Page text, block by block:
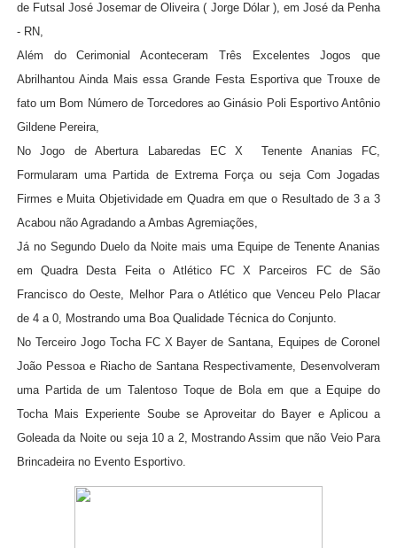
de Futsal José Josemar de Oliveira ( Jorge Dólar ), em José da Penha
- RN,
Além do Cerimonial Aconteceram Três Excelentes Jogos que
Abrilhantou Ainda Mais essa Grande Festa Esportiva que Trouxe de
fato um Bom Número de Torcedores ao Ginásio Poli Esportivo Antônio
Gildene Pereira,
No Jogo de Abertura Labaredas EC X Tenente Ananias FC,
Formularam uma Partida de Extrema Força ou seja Com Jogadas
Firmes e Muita Objetividade em Quadra em que o Resultado de 3 a 3
Acabou não Agradando a Ambas Agremiações,
Já no Segundo Duelo da Noite mais uma Equipe de Tenente Ananias
em Quadra Desta Feita o Atlético FC X Parceiros FC de São
Francisco do Oeste, Melhor Para o Atlético que Venceu Pelo Placar
de 4 a 0, Mostrando uma Boa Qualidade Técnica do Conjunto.
No Terceiro Jogo Tocha FC X Bayer de Santana, Equipes de Coronel
João Pessoa e Riacho de Santana Respectivamente, Desenvolveram
uma Partida de um Talentoso Toque de Bola em que a Equipe do
Tocha Mais Experiente Soube se Aproveitar do Bayer e Aplicou a
Goleada da Noite ou seja 10 a 2, Mostrando Assim que não Veio Para
Brincadeira no Evento Esportivo.